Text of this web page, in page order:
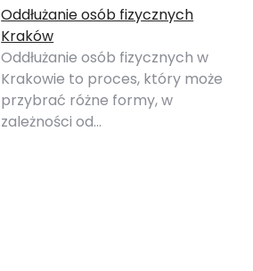
Oddłużanie osób fizycznych
Kraków
Oddłużanie osób fizycznych w
Krakowie to proces, który może
przybrać różne formy, w
zależności od…